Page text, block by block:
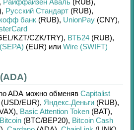
, Райффайзен Аваль (RUB),
, Русский Стандарт (RUB),
банк (RUB), UnionPay (CNY),
KZT/CZK/TRY), ВТБ24 (RUB),
(EUR) или Wire (SWIFT)
ADA можно обменяв Capitalist
(USD/EUR), Яндекс.Деньги (RUB),
, Basic Attention Token (BAT),
Bitcoin (BTC/BEP20), Bitcoin Cash